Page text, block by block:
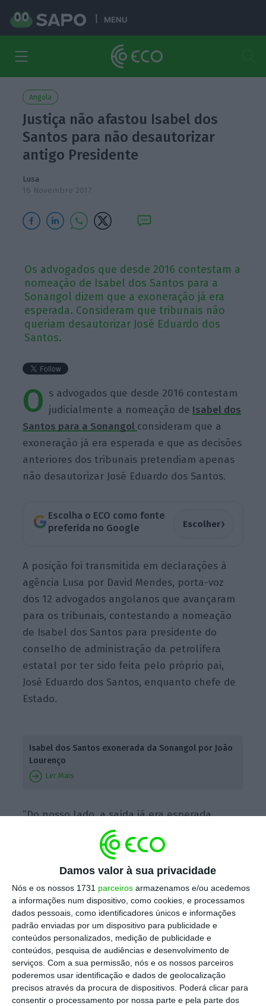
Damos valor à sua privacidade
Nós e os nossos 1731 parceiros armazenamos e/ou acedemos
a informações num dispositivo, como cookies, e processamos
dados pessoais, como identificadores únicos e informações
padrão enviadas por um dispositivo para publicidade e
conteúdos personalizados, medição de publicidade e
conteúdos, pesquisa de audiências e desenvolvimento de
serviços. Com a sua permissão, nós e os nossos parceiros
poderemos usar identificação e dados de geolocalização
precisos através da procura de dispositivos. Poderá clicar para
consentir o processamento por nossa parte e pela parte dos
MENU
Angola
Justiça não afastou Isabel dos
Santos para não desautorizar
antigo Presidente
Lusa
16 Novembro 2017
Os advogados que desde 2016 contestam a
nomeação de Isabel dos Santos para a
Sonangol dizem que a exoneração já era
esperada. Consideram que tribunais não
queriam desautorizar José Eduardo dos
Santos.
O s advogados que desde 2016 contestam
judicialmente a nomeação de Isabel dos
Santos para a Sonangol consideram que a
exoneração já era esperada e que as decisões
anteriores dos tribunais pretendiam apenas
não desautorizar José Eduardo dos Santos.
Escolha o ECO como fonte
preferida no Google
Escolher›
A posição foi transmitida em declarações à
agência Lusa por David Mendes, porta-voz
dos 12 advogados angolanos que avançaram
para os tribunais, contestando a nomeação
de Isabel dos Santos para presidente do
conselho de administração da petrolífera
estatal por ter sido feita pelo próprio pai,
José Eduardo dos Santos, enquanto chefe de
Estado.
Isabel dos Santos exonerada da Sonangol por João
Lourenço
Ler Mais
“Do nosso lado, a saída já era esperada.
Tínhamos a certeza de que a decisão, quer do
Tribunal Supremo, quer do Tribunal
Constitucional, foram decisões políticas, para
não desautorizarem José Eduardo dos Santos.
Porque a fundamentação não era
consolidada”, afirmou esta quinta-feira o
advogado David Mendes.
A ação foi interposta em junho de 2016,
aquando da nomeação, alegando violação da
lei da Probidade Pública, mas acabou por ser